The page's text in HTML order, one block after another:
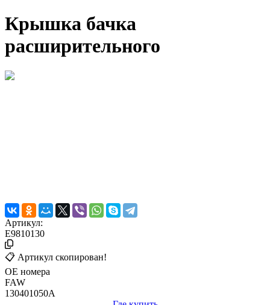
Крышка бачка
расширительного
Артикул:
E9810130
📋 Артикул скопирован!
ОЕ номера
FAW
130401050A